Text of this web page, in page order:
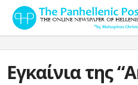
Εγκαίνια της